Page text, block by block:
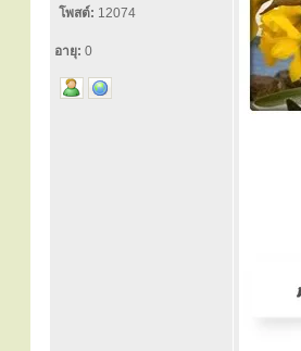
โพสต์: 12074
อายุ: 0